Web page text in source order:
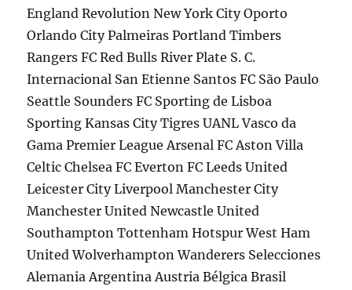
England Revolution New York City Oporto
Orlando City Palmeiras Portland Timbers
Rangers FC Red Bulls River Plate S. C.
Internacional San Etienne Santos FC São Paulo
Seattle Sounders FC Sporting de Lisboa
Sporting Kansas City Tigres UANL Vasco da
Gama Premier League Arsenal FC Aston Villa
Celtic Chelsea FC Everton FC Leeds United
Leicester City Liverpool Manchester City
Manchester United Newcastle United
Southampton Tottenham Hotspur West Ham
United Wolverhampton Wanderers Selecciones
Alemania Argentina Austria Bélgica Brasil